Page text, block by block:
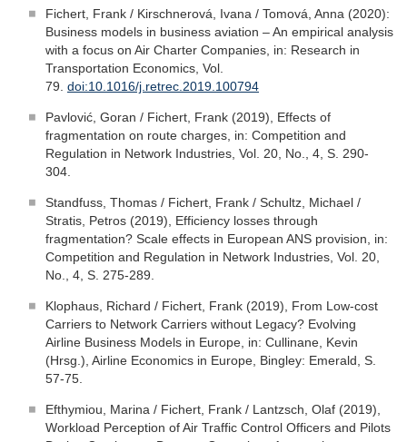
Fichert, Frank / Kirschnerová, Ivana / Tomová, Anna (2020):
Business models in business aviation – An empirical analysis
with a focus on Air Charter Companies, in: Research in
Transportation Economics, Vol.
79. doi:10.1016/j.retrec.2019.100794
Pavlović, Goran / Fichert, Frank (2019), Effects of
fragmentation on route charges, in: Competition and
Regulation in Network Industries, Vol. 20, No., 4, S. 290-
304.
Standfuss, Thomas / Fichert, Frank / Schultz, Michael /
Stratis, Petros (2019), Efficiency losses through
fragmentation? Scale effects in European ANS provision, in:
Competition and Regulation in Network Industries, Vol. 20,
No., 4, S. 275-289.
Klophaus, Richard / Fichert, Frank (2019), From Low-cost
Carriers to Network Carriers without Legacy? Evolving
Airline Business Models in Europe, in: Cullinane, Kevin
(Hrsg.), Airline Economics in Europe, Bingley: Emerald, S.
57-75.
Efthymiou, Marina / Fichert, Frank / Lantzsch, Olaf (2019),
Workload Perception of Air Traffic Control Officers and Pilots